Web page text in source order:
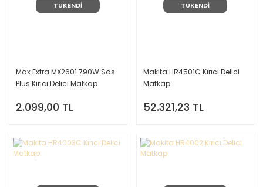
TÜKENDİ
Max Extra MX2601 790W Sds
Plus Kırıcı Delici Matkap
2.099,00 TL
TÜKENDİ
Makita HR4501C Kırıcı Delici
Matkap
52.321,23 TL